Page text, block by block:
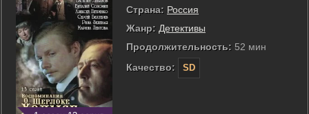
Страна: Россия
Жанр: Детективы
Продолжительность: 52 мин
Качество:
SD